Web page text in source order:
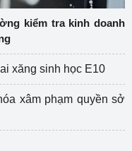
kiểm tra kinh doanh
xăng sinh học E10
xâm phạm quyền sở